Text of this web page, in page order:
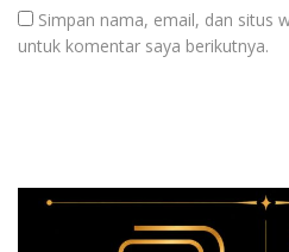
Simpan nama, email, dan situs
untuk komentar saya berikutnya.